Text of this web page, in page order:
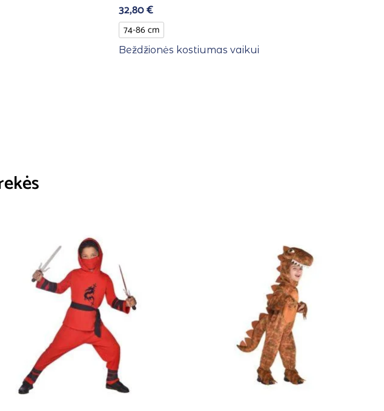
32,80€
74-86 cm
Beždžionės kostiumas vaikui